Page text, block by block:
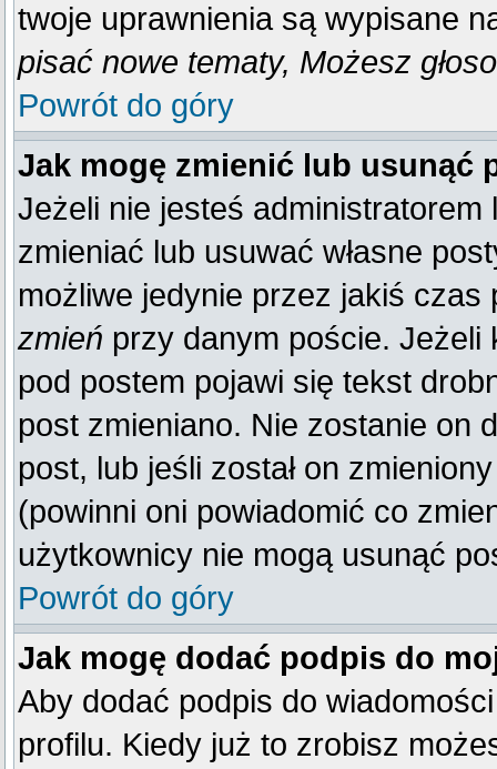
twoje uprawnienia są wypisane
pisać nowe tematy, Możesz
Powrót do góry
Jak mogę zmienić lub usunąć
Jeżeli nie jesteś
zmieniać lub usuwać własne
możliwe jedynie przez jakiś
zmień przy danym poście. Jeżeli
pod postem pojawi się tekst
post zmieniano. Nie zostanie on
post, lub jeśli został on
(powinni oni powiadomić co
użytkownicy nie mogą usunąć
Powrót do góry
Jak mogę dodać podpis do
Aby dodać podpis do
profilu. Kiedy już to zrobisz